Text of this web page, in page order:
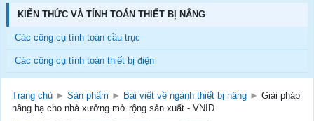
KIẾN THỨC VÀ TÍNH TOÁN THIẾT BỊ NÂNG
Các công cụ tính toán cầu trục
Các công cụ tính toán thiết bị điện
Trang chủ ► Sản phẩm ► Bài viết về ngành thiết bị nâng ► Giải pháp
nâng hạ cho nhà xưởng mở rộng sản xuất - VNID